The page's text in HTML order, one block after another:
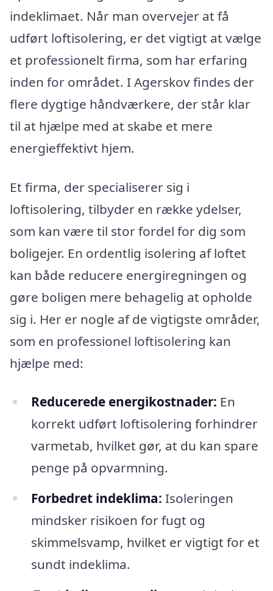
indeklimaet. Når man overvejer at få
udført loftisolering, er det vigtigt at vælge
et professionelt firma, som har erfaring
inden for området. I Agerskov findes der
flere dygtige håndværkere, der står klar
til at hjælpe med at skabe et mere
energieffektivt hjem.
Et firma, der specialiserer sig i
loftisolering, tilbyder en række ydelser,
som kan være til stor fordel for dig som
boligejer. En ordentlig isolering af loftet
kan både reducere energiregningen og
gøre boligen mere behagelig at opholde
sig i. Her er nogle af de vigtigste områder,
som en professionel loftisolering kan
hjælpe med:
Reducerede energikostnader: En
korrekt udført loftisolering forhindrer
varmetab, hvilket gør, at du kan spare
penge på opvarmning.
Forbedret indeklima: Isoleringen
mindsker risikoen for fugt og
skimmelsvamp, hvilket er vigtigt for et
sundt indeklima.